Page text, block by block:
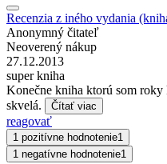
Recenzia z iného vydania
Anonymný čitateľ
Neoverený nákup
27.12.2013
super kniha
Konečne kniha ktorú som
skvelá.
Čítať viac
reagovať
1 pozitívne hodnotenie1
1 negatívne hodnotenie1